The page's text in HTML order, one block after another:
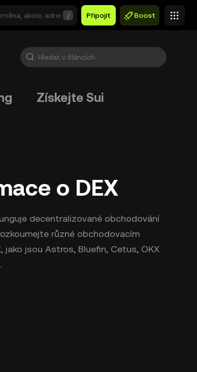
/ Připojit Boost
Získejte Sui
o DEX
decentralizované obchodování
různé obchodovacím
jako jsou Astros, Bluefin, Cetus, OKX